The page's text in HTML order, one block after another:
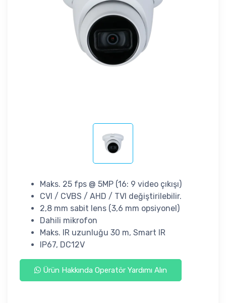
Maks. 25 fps @ 5MP (16: 9 video çıkışı)
CVI / CVBS / AHD / TVI değiştirilebilir.
2,8 mm sabit lens (3,6 mm opsiyonel)
Dahili mikrofon
Maks. IR uzunluğu 30 m, Smart IR
IP67, DC12V
Ürün Hakkında Operatör Yardımı Alın